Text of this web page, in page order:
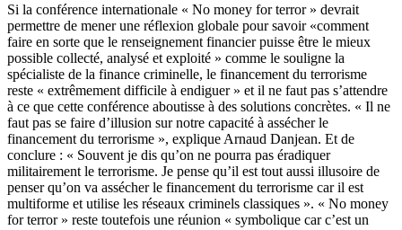
Si la conférence internationale « No money for terror » devrait
permettre de mener une réflexion globale pour savoir «comment
faire en sorte que le renseignement financier puisse être le mieux
possible collecté, analysé et exploité » comme le souligne la
spécialiste de la finance criminelle, le financement du terrorisme
reste « extrêmement difficile à endiguer » et il ne faut pas s’attendre
à ce que cette conférence aboutisse à des solutions concrètes. « Il ne
faut pas se faire d’illusion sur notre capacité à assécher le
financement du terrorisme », explique Arnaud Danjean. Et de
conclure : « Souvent je dis qu’on ne pourra pas éradiquer
militairement le terrorisme. Je pense qu’il est tout aussi illusoire de
penser qu’on va assécher le financement du terrorisme car il est
multiforme et utilise les réseaux criminels classiques ». « No money
for terror » reste toutefois une réunion « symbolique car c’est un